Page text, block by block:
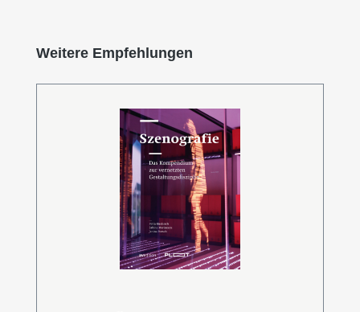
Produktgalerie überspringen
Weitere Empfehlungen